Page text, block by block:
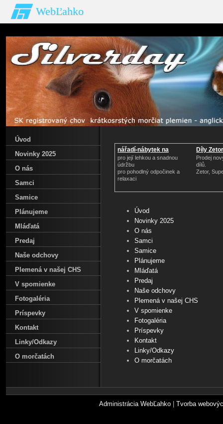
WebĽahko
nářadí-nábytek na
zahradu
pro její lehkou a snadnou
údržbu
pro pohodlný odpočinek a
relaxaci
Díly
Prodej
dílů.
Zetor,
Úvod
Novinky 2025
O nás
Samci
Samice
Plánujeme
Mláďatá
Predaj
Naše odchovy
Plemená v našej CHS
V spomienke
Fotogaléria
Príspevky
Kontakt
Linky/Odkazy
O morčatách
Úvod
Novinky 2025
O nás
Samci
Samice
Plánujeme
Mláďatá
Predaj
Naše odchovy
Plemená v našej CHS
V spomienke
Fotogaléria
Príspevky
Kontakt
Linky/Odkazy
O morčatách
Administrácia WebĽahko| Tvorba